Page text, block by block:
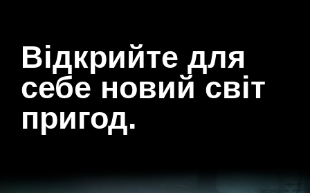
Відкрийте для
себе новий світ
пригод.